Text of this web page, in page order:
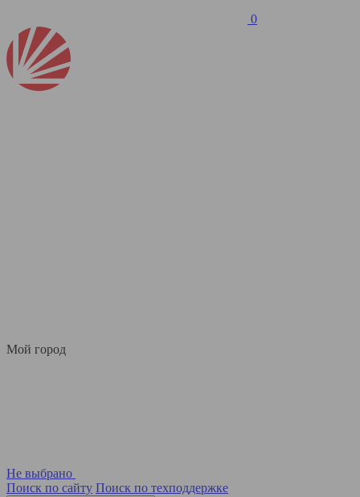
0
Мой город
Не выбрано
Поиск по сайту Поиск по техподдержке